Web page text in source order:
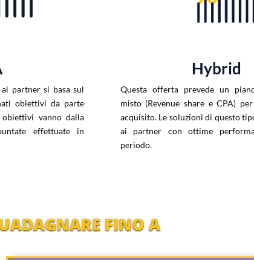
partner si basa sul
obiettivi da parte
vanno dalla
effettuate in
Hybrid
Questa offerta prevede un
misto (Revenue share e CPA)
acquisito. Le soluzioni di questo
ai partner con ottime
periodo.
FINO A